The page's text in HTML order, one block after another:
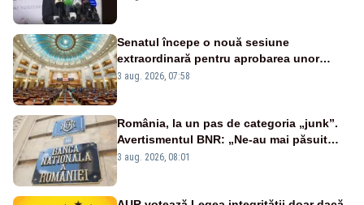
Senatul începe o nouă sesiune
extraordinară pentru aprobarea unor
jaloane din PNRR
3 aug. 2026, 07:58
România, la un pas de categoria „junk”.
Avertismentul BNR: „Ne-au mai păsuit
pentru câteva luni”
3 aug. 2026, 08:01